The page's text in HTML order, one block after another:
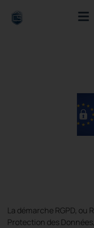
La démarche RGPD, ou
Protection des